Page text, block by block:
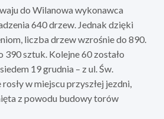
do Wilanowa wykonawca
640 drzew. Jednak dzięki
liczba drzew wzrośnie do 890.
390 sztuk. Kolejne 60 zostało
19 grudnia – z ul. Św.
w miejscu przyszłej jezdni,
z powodu budowy torów